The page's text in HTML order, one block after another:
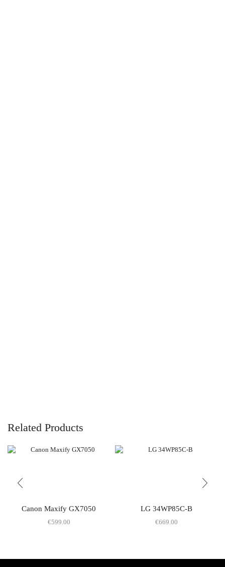
Related Products
Canon Maxify GX7050
€599.00
LG 34WP85C-B
€669.00